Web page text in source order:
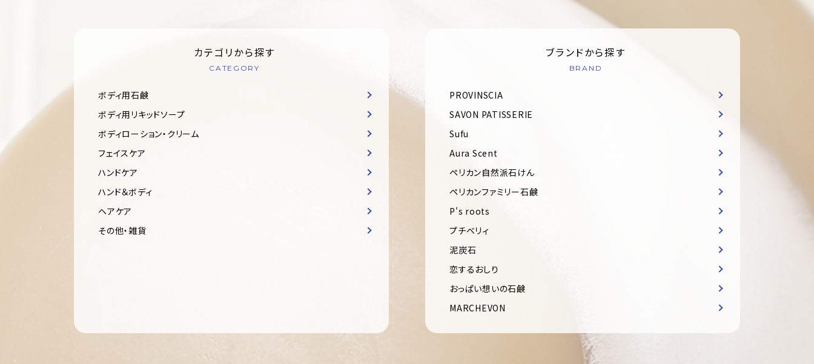
カテゴリから探す
CATEGORY
ボディ用石鹸
ボディ用リキッドソープ
ボディローション・クリーム
フェイスケア
ハンドケア
ハンド＆ボディ
ヘアケア
その他・雑貨
ブランドから探す
BRAND
PROVINSCIA
SAVON PATISSERIE
Sufu
Aura Scent
ペリカン自然派石けん
ペリカンファミリー石鹸
P's roots
プチベリィ
泥炭石
恋するおしり
おっぱい想いの石鹸
MARCHEVON